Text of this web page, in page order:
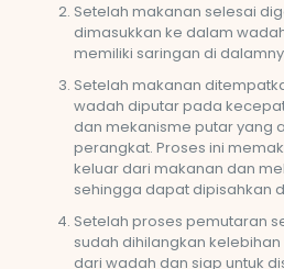
Setelah makanan selesai
dimasukkan ke dalam
memiliki saringan di
Setelah makanan
wadah diputar pada
dan mekanisme putar yang
perangkat. Proses ini
keluar dari makanan dan
sehingga dapat dipisahkan
Setelah proses pemutaran
sudah dihilangkan
dari wadah dan siap untuk